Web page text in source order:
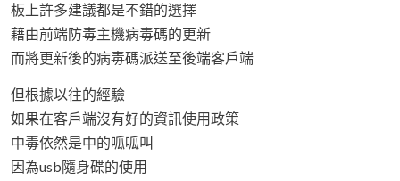
板上許多建議都是不錯的選擇
藉由前端防毒主機病毒碼的更新
而將更新後的病毒碼派送至後端客戶端
但根據以往的經驗
如果在客戶端沒有好的資訊使用政策
中毒依然是中的呱呱叫
因為usb隨身碟的使用